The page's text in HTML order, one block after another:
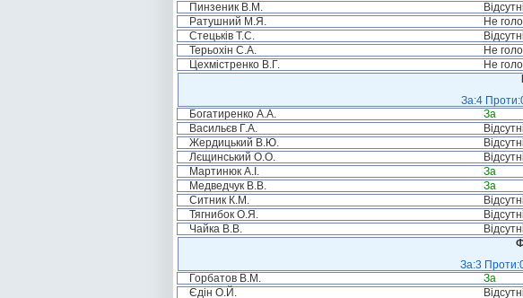
Пинзеник В.М.
Ратушний М.Я.
Не
Стецьків Т.С.
Терьохін С.А.
Не
Цехмістренко В.Г.
Не
За:4
Богатиренко А.А.
За
Васильєв Г.А.
Жердицький В.Ю.
Лєщинський О.О.
Мартинюк А.І.
За
Медведчук В.В.
За
Ситник К.М.
Тягнибок О.Я.
Чайка В.В.
За:3
Горбатов В.М.
За
Єдін О.Й.